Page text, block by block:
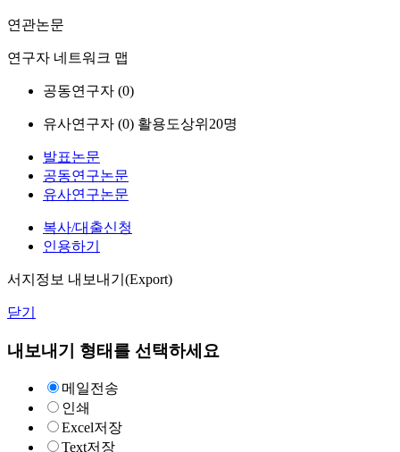
연관논문
연구자 네트워크 맵
공동연구자 (0)
유사연구자 (0) 활용도상위20명
발표논문
공동연구논문
유사연구논문
복사/대출신청
인용하기
서지정보 내보내기(Export)
닫기
내보내기 형태를 선택하세요
메일전송
인쇄
Excel저장
Text저장